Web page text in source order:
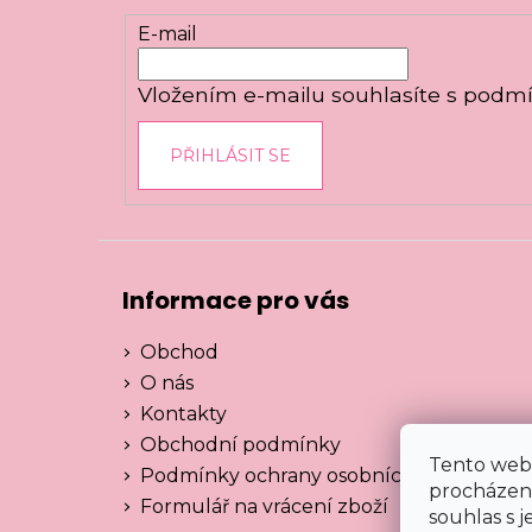
Tento
souhlas s
E-mail
Vložením e-mailu souhlasíte s
PŘIHLÁSIT SE
Informace pro vás
Obchod
O nás
Kontakty
Obchodní podmínky
Podmínky ochrany osobních údajů
Formulář na vrácení zboží